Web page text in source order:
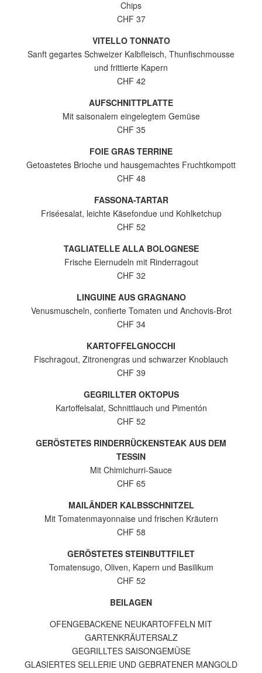
Chips
CHF 37
VITELLO TONNATO
Sanft gegartes Schweizer Kalbfleisch, Thunfischmousse
und frittierte Kapern
CHF 42
AUFSCHNITTPLATTE
Mit saisonalem eingelegtem Gemüse
CHF 35
FOIE GRAS TERRINE
Getoastetes Brioche und hausgemachtes Fruchtkompott
CHF 48
FASSONA-TARTAR
Friséesalat, leichte Käsefondue und Kohlketchup
CHF 52
TAGLIATELLE ALLA BOLOGNESE
Frische Eiernudeln mit Rinderragout
CHF 32
LINGUINE AUS GRAGNANO
Venusmuscheln, confierte Tomaten und Anchovis-Brot
CHF 34
KARTOFFELGNOCCHI
Fischragout, Zitronengras und schwarzer Knoblauch
CHF 39
GEGRILLTER OKTOPUS
Kartoffelsalat, Schnittlauch und Pimentón
CHF 52
GERÖSTETES RINDERRÜCKENSTEAK AUS DEM
TESSIN
Mit Chimichurri-Sauce
CHF 65
MAILÄNDER KALBSSCHNITZEL
Mit Tomatenmayonnaise und frischen Kräutern
CHF 58
GERÖSTETES STEINBUTTFILET
Tomatensugo, Oliven, Kapern und Basilikum
CHF 52
BEILAGEN
OFENGEBACKENE NEUKARTOFFELN MIT
GARTENKRÄUTERSALZ
GEGRILLTES SAISONGEMÜSE
GLASIERTES SELLERIE UND GEBRATENER MANGOLD